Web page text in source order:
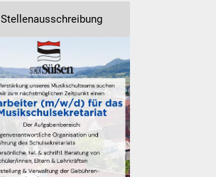
Kontakt
Veröffentlichungen
Ortsrecht
FNP / Bebauungspläne
Wahlen
Stellenausschreibung